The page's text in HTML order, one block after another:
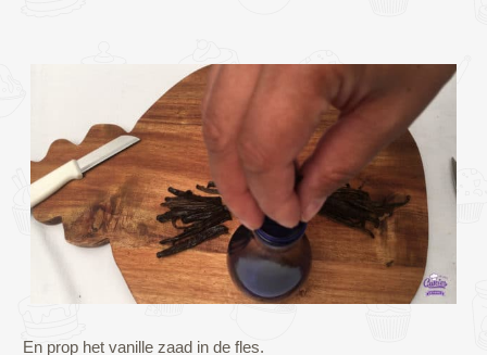
En prop het vanille zaad in de fles.